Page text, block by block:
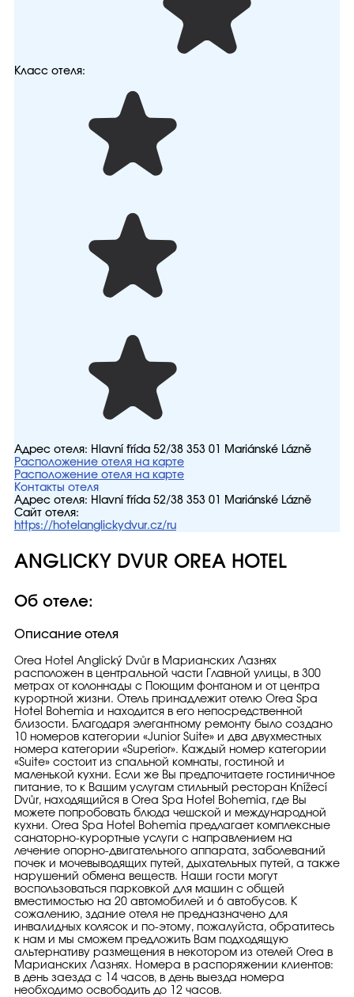
Класс отеля:
Адрес отеля: Hlavní třída 52/38 353 01 Mariánské Lázně
Расположение отеля на карте
Расположение отеля на карте
Контакты отеля
Адрес отеля: Hlavní třída 52/38 353 01 Mariánské Lázně
Сайт отеля:
https://hotelanglickydvur.cz/ru
ANGLICKY DVUR OREA HOTEL
Об отеле:
Описание отеля
Orea Hotel Anglický Dvůr в Марианских Лазнях
расположен в центральной части Главной улицы, в 300
метрах от колоннады с Поющим фонтаном и от центра
курортной жизни. Отель принадлежит отелю Orea Spa
Hotel Bohemia и находится в его непосредственной
близости. Благодаря элегантному ремонту было создано
10 номеров категории «Junior Suite» и два двухместных
номера категории «Superior». Каждый номер категории
«Suite» состоит из спальной комнаты, гостиной и
маленькой кухни. Если же Вы предпочитаете гостиничное
питание, то к Вашим услугам стильный ресторан Knížecí
Dvůr, находящийся в Orea Spa Hotel Bohemia, где Вы
можете попробовать блюда чешской и международной
кухни. Orea Spa Hotel Bohemia предлагает комплексные
санаторно-курортные услуги с направлением на
лечение опорно-двигательного аппарата, заболеваний
почек и мочевыводящих путей, дыхательных путей, а также
нарушений обмена веществ. Наши гости могут
воспользоваться парковкой для машин с общей
вместимостью на 20 автомобилей и 6 автобусов. К
сожалению, здание отеля не предназначено для
инвалидных колясок и по-этому, пожалуйста, обратитесь
к нам и мы сможем предложить Вам подходящую
альтернативу размещения в некотором из отелей Orea в
Марианских Лазнях. Номера в распоряжении клиентов:
в день заезда с 14 часов, в день выезда номера
необходимо освободить до 12 часов.